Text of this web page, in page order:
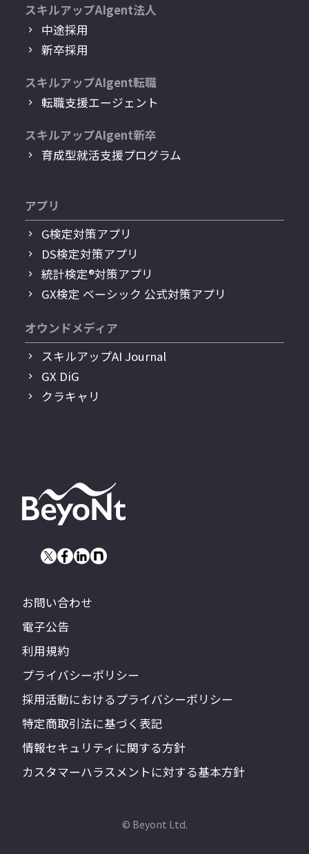
スキルアップAIgent法人
中途採用
新卒採用
スキルアップAIgent転職
転職支援エージェント
スキルアップAIgent新卒
育成型就活支援プログラム
アプリ
G検定対策アプリ
DS検定対策アプリ
統計検定®︎対策アプリ
GX検定 ベーシック 公式対策アプリ
オウンドメディア
スキルアップAI Journal
GX DiG
クラキャリ
お問い合わせ
電子公告
利用規約
プライバシーポリシー
採用活動におけるプライバシーポリシー
特定商取引法に基づく表記
情報セキュリティに関する方針
カスタマーハラスメントに対する基本方針
© Beyont Ltd.